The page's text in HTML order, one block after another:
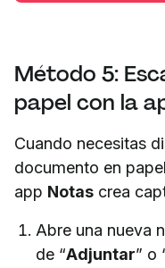
Método 5:
papel con la
Cuando necesitas
documento en
app Notas crea
Abre una nueva
de “Adjuntar” o